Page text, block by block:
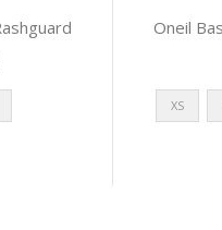
Oneil
XS